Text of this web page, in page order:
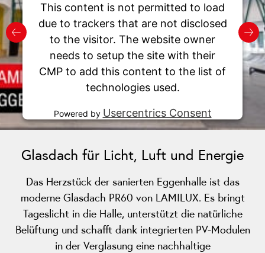
This content is not permitted to load
due to trackers that are not disclosed
to the visitor. The website owner
needs to setup the site with their
CMP to add this content to the list of
technologies used.
Powered by Usercentrics Consent
Management Platform
Glasdach für Licht, Luft und Energie
Das Herzstück der sanierten Eggenhalle ist das
moderne Glasdach PR60 von LAMILUX. Es bringt
Tageslicht in die Halle, unterstützt die natürliche
Belüftung und schafft dank integrierten PV-Modulen
in der Verglasung eine nachhaltige